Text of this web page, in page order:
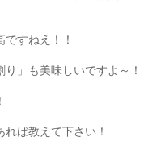
すねえ！！
」も美味しいですよ～！
ば教えて下さい！